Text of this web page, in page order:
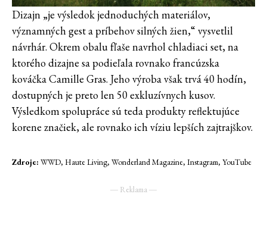
Dizajn „je výsledok jednoduchých materiálov,
významných gest a príbehov silných žien,“ vysvetlil
návrhár. Okrem obalu fľaše navrhol chladiaci set, na
ktorého dizajne sa podieľala rovnako francúzska
kováčka Camille Gras. Jeho výroba však trvá 40 hodín,
dostupných je preto len 50 exkluzívnych kusov.
Výsledkom spolupráce sú teda produkty reflektujúce
korene značiek, ale rovnako ich víziu lepších zajtrajškov.
Zdroje: WWD, Haute Living, Wonderland Magazine, Instagram, YouTube
― Reklama ―